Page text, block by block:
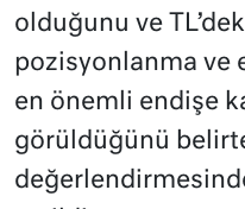
olduğunu ve
pozisyonlanma ve
en önemli endişe
görüldüğünü